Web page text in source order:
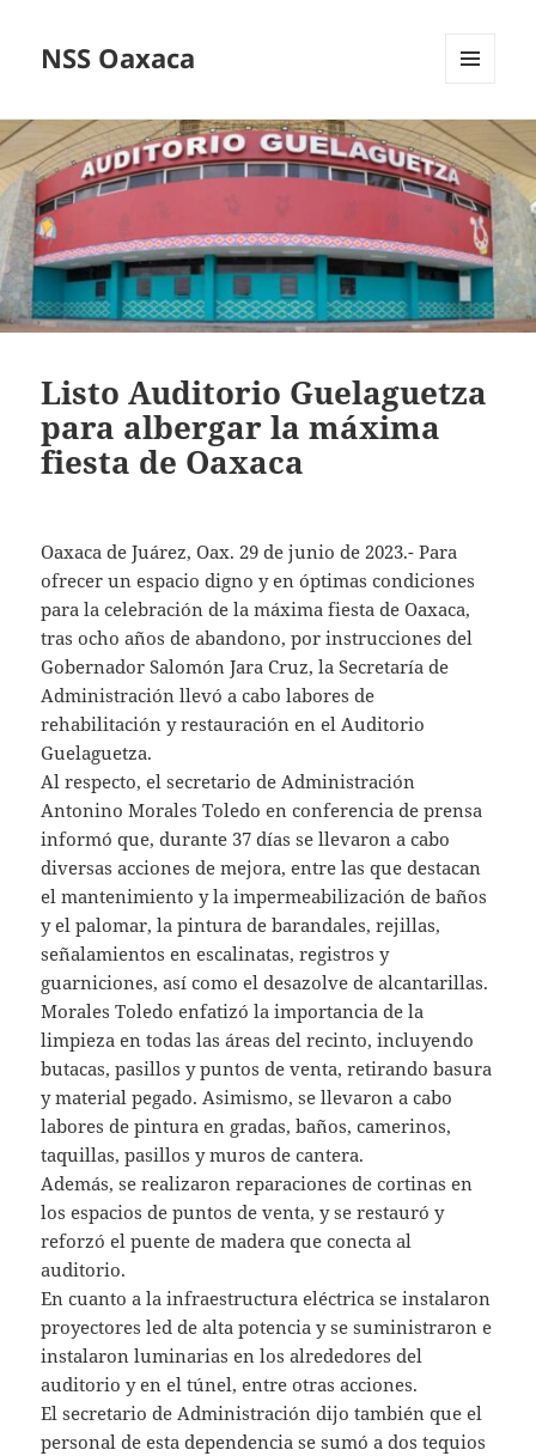
NSS Oaxaca
WIDGETS
Listo Auditorio Guelaguetza
para albergar la máxima
fiesta de Oaxaca
Oaxaca de Juárez, Oax. 29 de junio de 2023.- Para
ofrecer un espacio digno y en óptimas condiciones
para la celebración de la máxima fiesta de Oaxaca,
tras ocho años de abandono, por instrucciones del
Gobernador Salomón Jara Cruz, la Secretaría de
Administración llevó a cabo labores de
rehabilitación y restauración en el Auditorio
Guelaguetza.
Al respecto, el secretario de Administración
Antonino Morales Toledo en conferencia de prensa
informó que, durante 37 días se llevaron a cabo
diversas acciones de mejora, entre las que destacan
el mantenimiento y la impermeabilización de baños
y el palomar, la pintura de barandales, rejillas,
señalamientos en escalinatas, registros y
guarniciones, así como el desazolve de alcantarillas.
Morales Toledo enfatizó la importancia de la
limpieza en todas las áreas del recinto, incluyendo
butacas, pasillos y puntos de venta, retirando basura
y material pegado. Asimismo, se llevaron a cabo
labores de pintura en gradas, baños, camerinos,
taquillas, pasillos y muros de cantera.
Además, se realizaron reparaciones de cortinas en
los espacios de puntos de venta, y se restauró y
reforzó el puente de madera que conecta al
auditorio.
En cuanto a la infraestructura eléctrica se instalaron
proyectores led de alta potencia y se suministraron e
instalaron luminarias en los alrededores del
auditorio y en el túnel, entre otras acciones.
El secretario de Administración dijo también que el
personal de esta dependencia se sumó a dos tequios